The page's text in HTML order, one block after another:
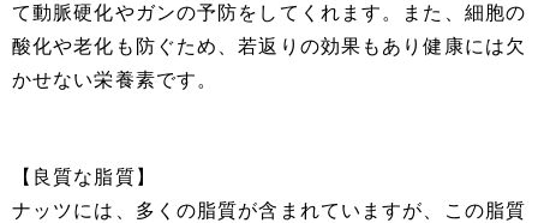
て動脈硬化やガンの予防をしてくれます。また、細胞の
酸化や老化も防ぐため、若返りの効果もあり健康には欠
かせない栄養素です。
【良質な脂質】
ナッツには、多くの脂質が含まれていますが、この脂質